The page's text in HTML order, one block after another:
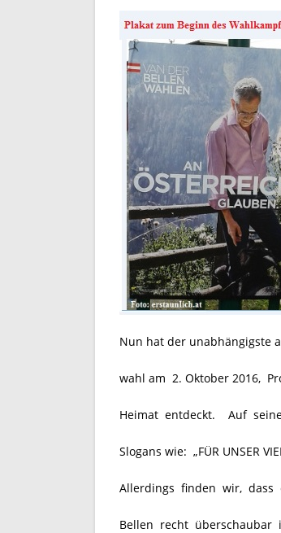
Nun hat der unabhängigste
wahl am 2. Oktober 2016,
Heimat entdeckt. Auf
Slogans wie: „FÜR UNSER
Allerdings finden wir, dass
Bellen recht überschaubar